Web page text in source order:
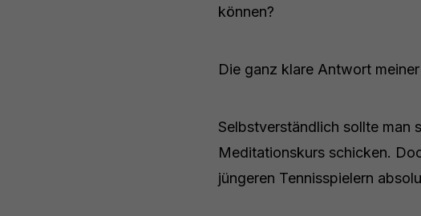
können?
Die ganz klare Antwort
Selbstverständlich sollte man
Meditationskurs schicken.
jüngeren Tennisspielern